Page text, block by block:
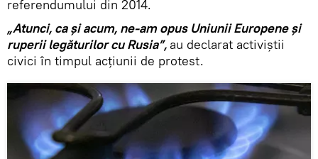
referendumului din 2014.
„Atunci, ca și acum, ne-am opus Uniunii Europene și
ruperii legăturilor cu Rusia”, au declarat activiștii
civici în timpul acțiunii de protest.